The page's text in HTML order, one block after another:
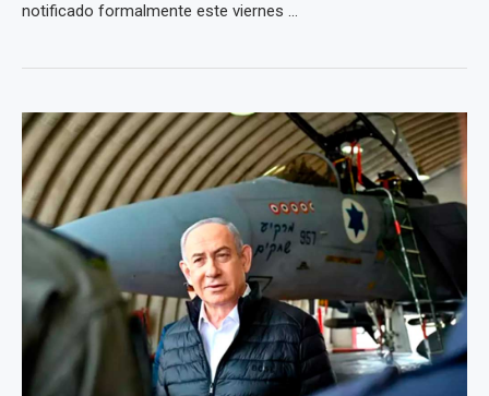
notificado formalmente este viernes ...